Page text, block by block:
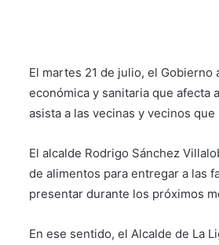
El martes 21 de julio, el
económica y sanitaria que afecta
asista a las vecinas y vecinos
El alcalde Rodrigo Sánchez
de alimentos para entregar a las
presentar durante los próximos
En ese sentido, el Alcalde de La